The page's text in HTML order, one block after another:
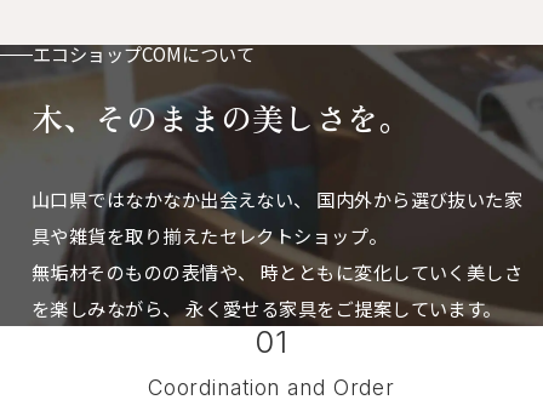
掛け時計としても使えます。
エコショップCOMについて
木、そのままの美しさを。
山口県ではなかなか出会えない、
国内外から選び抜いた家
具や雑貨を取り揃えたセレクトショップ。
無垢材そのものの表情や、 時とともに変化していく美しさ
を楽しみながら、永く愛せる家具をご提案しています。
01
Coordination and Order